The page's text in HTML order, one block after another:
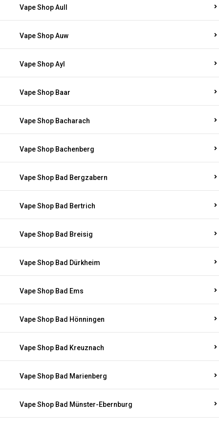
Vape Shop Aull
Vape Shop Auw
Vape Shop Ayl
Vape Shop Baar
Vape Shop Bacharach
Vape Shop Bachenberg
Vape Shop Bad Bergzabern
Vape Shop Bad Bertrich
Vape Shop Bad Breisig
Vape Shop Bad Dürkheim
Vape Shop Bad Ems
Vape Shop Bad Hönningen
Vape Shop Bad Kreuznach
Vape Shop Bad Marienberg
Vape Shop Bad Münster-Ebernburg